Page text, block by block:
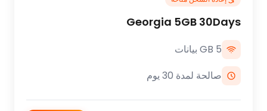
Georgia 5GB 30Days
5 GB بيانات
صالحة لمدة 30 يوم